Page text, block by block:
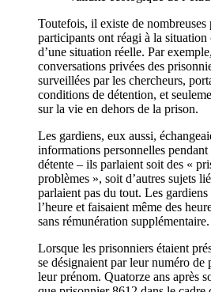
Toutefois, il existe de nombreuses
participants ont réagi à la situation
d’une situation réelle. Par
conversations privées des
surveillées par les chercheurs,
conditions de détention, et
sur la vie en dehors de la prison.
Les gardiens, eux aussi,
informations personnelles pendant
détente – ils parlaient soit des «
problèmes », soit d’autres sujets
parlaient pas du tout. Les
l’heure et faisaient même des
sans rémunération supplémentaire.
Lorsque les prisonniers étaient
se désignaient par leur numéro de
leur prénom. Quatorze ans après